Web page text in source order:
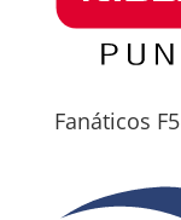
Fanáticos F5